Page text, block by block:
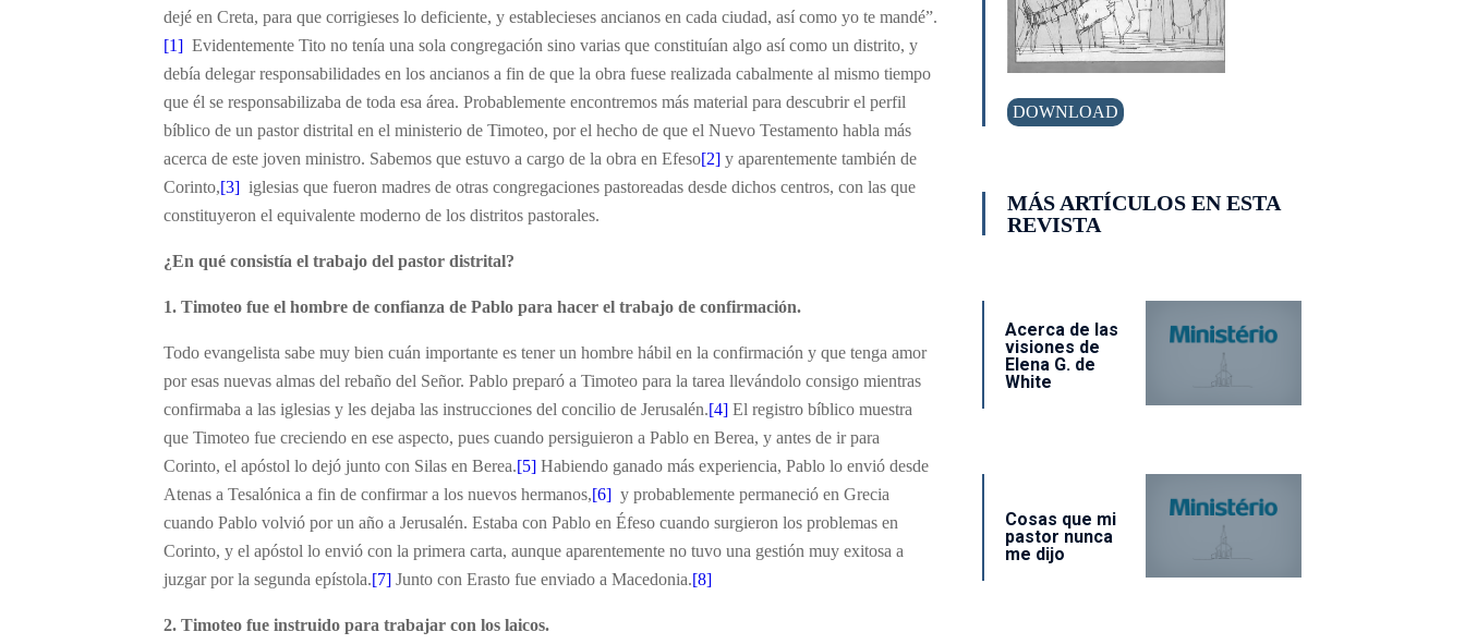
dejé en Creta, para que corrigieses lo deficiente, y establecieses ancianos en cada ciudad, así como yo te mandé”.
[1] Evidentemente Tito no tenía una sola congregación sino varias que constituían algo así como un distrito, y
debía delegar responsabilidades en los ancianos a fin de que la obra fuese realizada cabalmente al mismo tiempo
que él se responsabilizaba de toda esa área. Probablemente encontremos más material para descubrir el perfil
bíblico de un pastor distrital en el ministerio de Timoteo, por el hecho de que el Nuevo Testamento habla más
acerca de este joven ministro. Sabemos que estuvo a cargo de la obra en Efeso[2] y aparentemente también de
Corinto,[3] iglesias que fueron madres de otras congregaciones pastoreadas desde dichos centros, con las que
constituyeron el equivalente moderno de los distritos pastorales.
¿En qué consistía el trabajo del pastor distrital?
1. Timoteo fue el hombre de confianza de Pablo para hacer el trabajo de confirmación.
Todo evangelista sabe muy bien cuán importante es tener un hombre hábil en la confirmación y que tenga amor
por esas nuevas almas del rebaño del Señor. Pablo preparó a Timoteo para la tarea llevándolo consigo mientras
confirmaba a las iglesias y les dejaba las instrucciones del concilio de Jerusalén.[4] El registro bíblico muestra
que Timoteo fue creciendo en ese aspecto, pues cuando persiguieron a Pablo en Berea, y antes de ir para
Corinto, el apóstol lo dejó junto con Silas en Berea.[5] Habiendo ganado más experiencia, Pablo lo envió desde
Atenas a Tesalónica a fin de confirmar a los nuevos hermanos,[6] y probablemente permaneció en Grecia
cuando Pablo volvió por un año a Jerusalén. Estaba con Pablo en Éfeso cuando surgieron los problemas en
Corinto, y el apóstol lo envió con la primera carta, aunque aparentemente no tuvo una gestión muy exitosa a
juzgar por la segunda epístola.[7] Junto con Erasto fue enviado a Macedonia.[8]
2. Timoteo fue instruido para trabajar con los laicos.
DOWNLOAD
MÁS ARTÍCULOS EN ESTA
REVISTA
Acerca de las
visiones de
Elena G. de
White
Cosas que mi
pastor nunca
me dijo